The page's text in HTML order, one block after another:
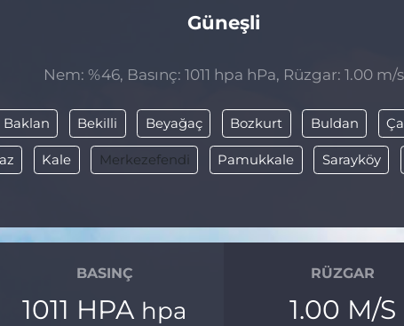
Güneşli
Nem: %46, Basınç: 1011 hpa hPa, Rüzgar: 1.00 m/s
Baklan Bekilli Beyağaç Bozkurt Buldan
Kale Merkezefendi Pamukkale Sarayköy
BASINÇ
1011 HPA hpa
RÜZGAR
1.00 M/S